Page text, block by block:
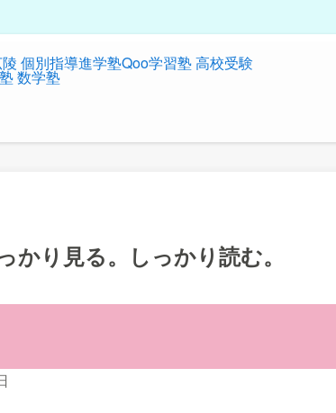
かり見る。しっかり読む。